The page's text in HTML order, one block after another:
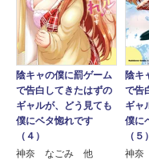
陰キャの僕に罰ゲーム
で告白してきたはずの
ギャルが、どう見ても
僕にベタ惚れです
（４）
神奈 なごみ 他
陰キ
で告
ギャ
僕に
（５）
神